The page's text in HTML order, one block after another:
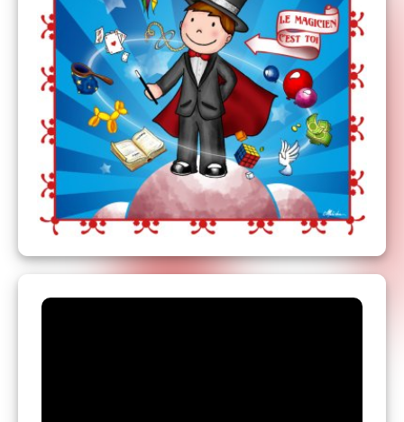
Contact :
Service Billetterie
ECLOZIA PRODUCTION
billetterie@ecloziaproduction.com
06 37 97 78 94
Les Avis des spectateurs :
(sources : google françois Demené Magicien)
« Magnifique !!! Hier soir nous avons vu le
spectacle "l enfant magicien", François a fait
participé bcp d enfants et ils ont adoré !! Les
parents aussi ont apprécié ce mélange
de participation, d humour et de magie !!! Allez